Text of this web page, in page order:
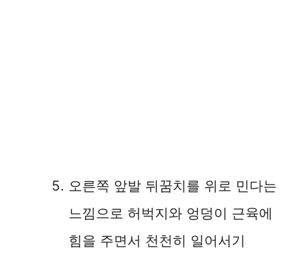
오른쪽 앞발 뒤꿈치를 위로 민다는
느낌으로 허벅지와 엉덩이 근육에
힘을 주면서 천천히 일어서기